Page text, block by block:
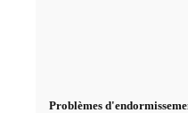
Problèmes